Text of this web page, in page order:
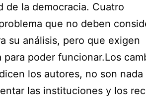
de la democracia. Cuatro
que no deben
su análisis, pero que exigen
poder funcionar.Los
los autores, no son nada
las instituciones y los